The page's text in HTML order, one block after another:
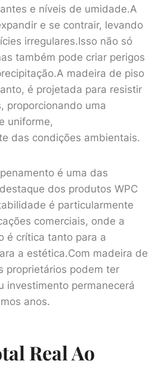
e níveis de umidade.A
e se contrair, levando
irregulares.Isso não só
também pode criar perigos
madeira de piso
é projetada para resistir
proporcionando uma
uniforme,
das condições ambientais.
é uma das
dos produtos WPC
é particularmente
comerciais, onde a
é crítica tanto para a
a estética.Com madeira de
proprietários podem ter
investimento permanecerá
anos.
Real Ao